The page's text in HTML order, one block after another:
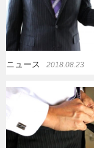
ニュース 2018.08.23